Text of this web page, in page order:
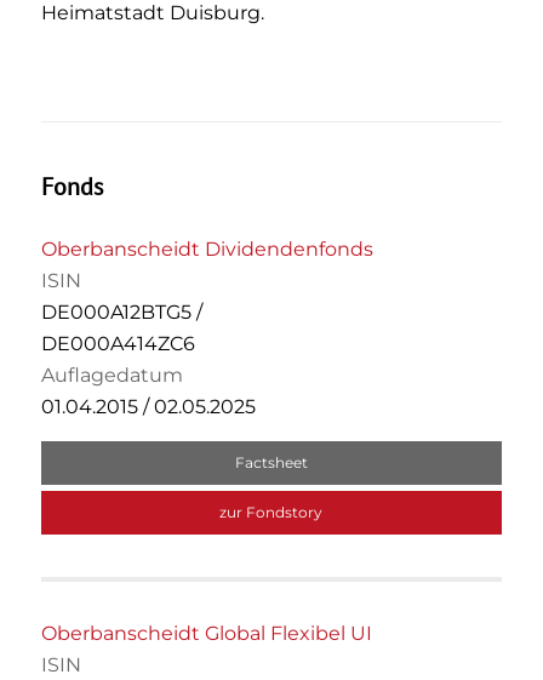
Heimatstadt Duisburg.
Fonds
Oberbanscheidt Dividendenfonds
ISIN
DE000A12BTG5 /
DE000A414ZC6
Auflagedatum
01.04.2015 / 02.05.2025
Factsheet
zur Fondstory
Oberbanscheidt Global Flexibel UI
ISIN